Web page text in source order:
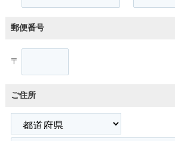
郵便番号
〒
ご住所